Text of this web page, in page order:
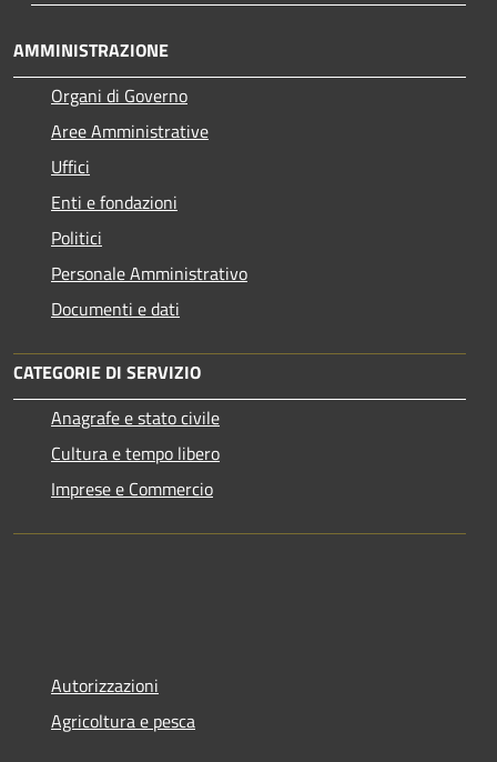
AMMINISTRAZIONE
Organi di Governo
Aree Amministrative
Uffici
Enti e fondazioni
Politici
Personale Amministrativo
Documenti e dati
CATEGORIE DI SERVIZIO
Anagrafe e stato civile
Cultura e tempo libero
Imprese e Commercio
Autorizzazioni
Agricoltura e pesca